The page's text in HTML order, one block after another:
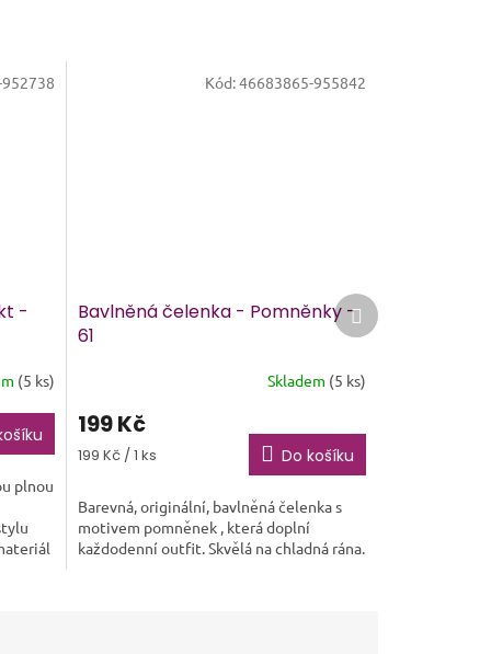
-
(5 ks)
plnou
Bavlněná čelenka - Pomněnky -
61
produktu
je
5,0
5
hvězdiček.
Skladem (5 ks)
199 Kč
Měrná
199 Kč / 1 ks Do košíku
Barevná, originální, bavlněná čelenka s
motivem pomněnek , která doplní
každodenní outfit. Skvělá na chladná rána.
Kód:46683865-955842
Další
produkt